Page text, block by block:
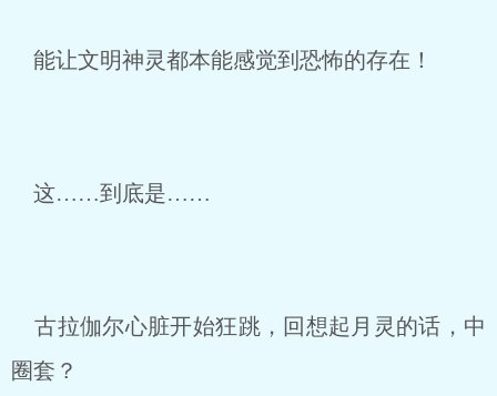
能让文明神灵都本能感觉到恐怖的存在！
这……到底是……
古拉伽尔心脏开始狂跳，回想起月灵的话，中
圈套？